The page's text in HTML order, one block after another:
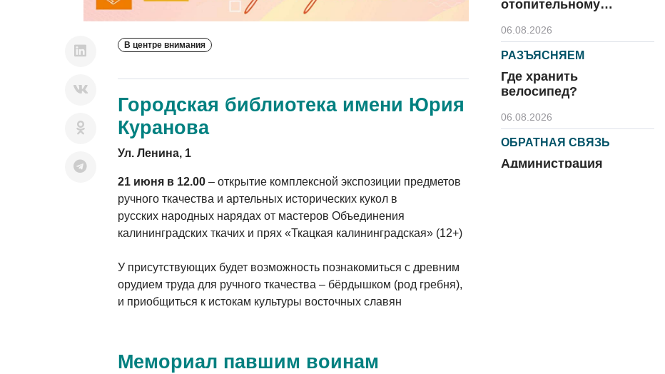
В центре внимания
Городская библиотека имени Юрия
Куранова
Ул. Ленина, 1
21 июня в 12.00– открытие комплексной экспозиции предметов
ручного ткачества и артельных исторических кукол в
русских народных нарядах от мастеров Объединения
калининградских ткачих и прях «Ткацкая калининградская» (12+)
У присутствующих будет возможность познакомиться с древним
орудием труда для ручного ткачества – бёрдышком (род гребня),
и приобщиться к истокам культуры восточных славян
Мемориал павшим воинам
отопительному
06.08.2026
РАЗЪЯСНЯЕМ
Где хранить
велосипед?
06.08.2026
ОБРАТНАЯ СВЯЗЬ
Администрация